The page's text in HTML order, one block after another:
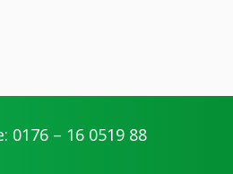
0176 – 16 0519 88